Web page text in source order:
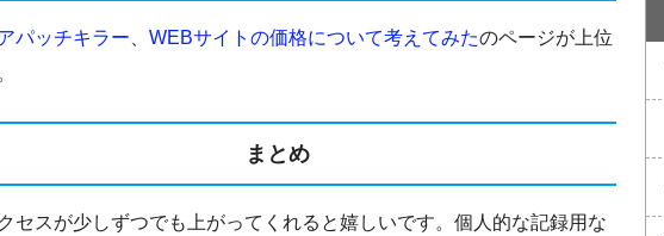
パッチキラー WEBサイトの価格について考えてみたのページが上位
まとめ
セスが少しずつでも上がってくれると嬉しいです。個人的な記録用な